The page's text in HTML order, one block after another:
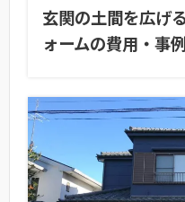
玄関の土間を広げ
ォームの費用・事